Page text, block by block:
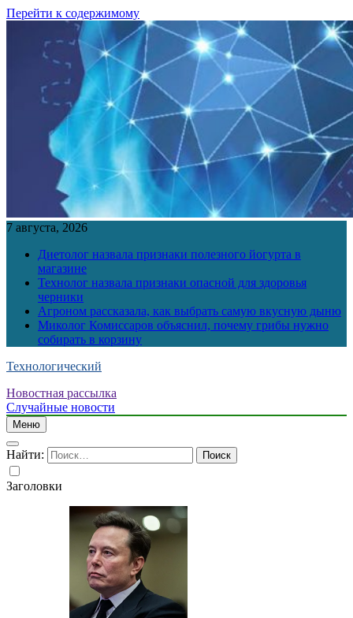
Перейти к содержимому
7 августа, 2026
Диетолог назвала признаки полезного йогурта в
магазине
Технолог назвала признаки опасной для здоровья
черники
Агроном рассказала, как выбрать самую вкусную дыню
Миколог Комиссаров объяснил, почему грибы нужно
собирать в корзину
Технологический
Новостная рассылка
Случайные новости
Меню
Найти:
Заголовки